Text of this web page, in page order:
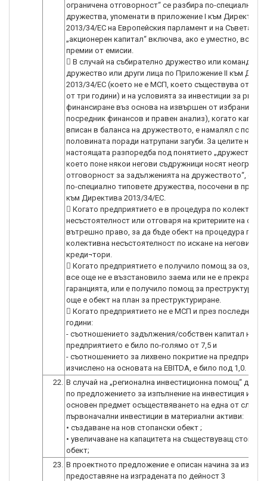
ограничена отговорност“ се разбира по-специално
дружества, упоменати в приложение I към Директива
2013/34/ЕС на Европейския парламент и на Съвета, а
„акционерен капитал“ включва, ако е уместно,
премии от емисии.
 В случай на събирателно дружество или командитно
дружество или други лица по Приложение II към
2013/34/ЕС (което не е МСП, което съществува от по-
от три години) и на условията за инвестиции за
финансиране въз основа на извършен от избрания
посредник финансов и правен анализ), когато
вписан в баланса на дружеството, е намалял с
половината поради натрупани загуби. За целите на
настоящата разпоредба под понятието „дружество,
което поне някои негови съдружници носят
отговорност за задълженията на дружеството“, се
по-специално типовете дружества, посочени в
към Директива 2013/34/ЕС.
 Когато предприятието е в процедура по колективна
несъстоятелност или отговаря на критериите на
вътрешно право, за да бъде обект на процедура по
колективна несъстоятелност по искане на неговите
креди¬тори.
 Когато предприятието е получило помощ за
все още не е възстановило заема или не е прекратило
гаранцията, или е получило помощ за
още е обект на план за преструктуриране.
 Когато предприятието не е МСП и през последните
години:
- съотношението задължения/собствен капитал на
предприятието е било по-голямо от 7,5 и
- съотношението за лихвено покритие на
22. В случай на „регионална инвестиционна помощ“
по предложението за изпълнение на инвестиция имат
основен предмет осъществяването на една от
първоначални инвестиции в материални активи:
• създаване на нов стопански обект ;
• увеличаване на капацитета на съществуващ
23. В проектното предложение е описан начина за
предоставяне на изградената по дейност 3